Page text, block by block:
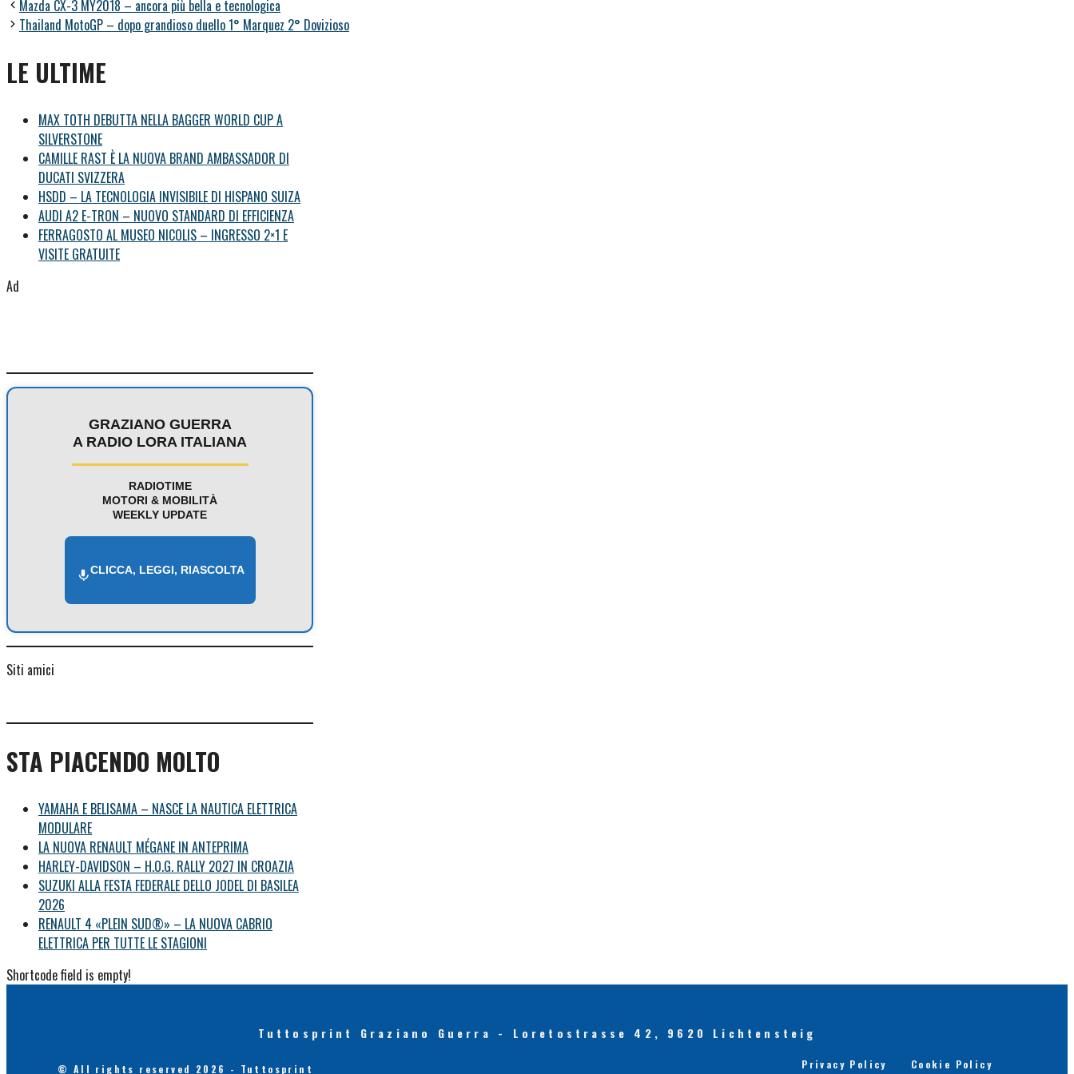
Mazda CX-3 MY2018 – ancora più bella e tecnologica
Thailand MotoGP – dopo grandioso duello 1° Marquez 2° Dovizioso
LE ULTIME
MAX TOTH DEBUTTA NELLA BAGGER WORLD CUP A
SILVERSTONE
CAMILLE RAST È LA NUOVA BRAND AMBASSADOR DI
DUCATI SVIZZERA
HSDD – LA TECNOLOGIA INVISIBILE DI HISPANO SUIZA
AUDI A2 E-TRON – NUOVO STANDARD DI EFFICIENZA
FERRAGOSTO AL MUSEO NICOLIS – INGRESSO 2×1 E
VISITE GRATUITE
Ad
GRAZIANO GUERRA
A RADIO LORA ITALIANA
RADIOTIME
MOTORI & MOBILITÀ
WEEKLY UPDATE
CLICCA, LEGGI, RIASCOLTA
Siti amici
STA PIACENDO MOLTO
YAMAHA E BELISAMA – NASCE LA NAUTICA ELETTRICA
MODULARE
LA NUOVA RENAULT MÉGANE IN ANTEPRIMA
HARLEY-DAVIDSON – H.O.G. RALLY 2027 IN CROAZIA
SUZUKI ALLA FESTA FEDERALE DELLO JODEL DI BASILEA
2026
RENAULT 4 «PLEIN SUD®» – LA NUOVA CABRIO
ELETTRICA PER TUTTE LE STAGIONI
Shortcode field is empty!
Tuttosprint Graziano Guerra - Loretostrasse 42, 9620 Lichtensteig
© All rights reserved 2026 - Tuttosprint Privacy Policy Cookie Policy